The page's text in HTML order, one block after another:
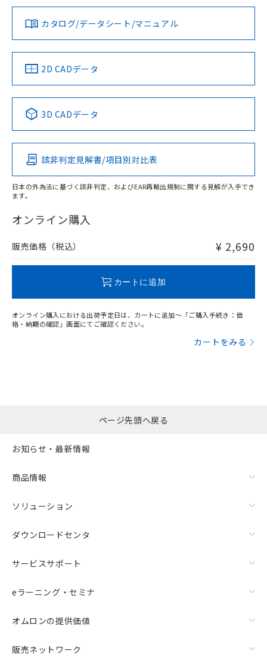
ダウンロードデータをご利用いただく前に、以下を必ずお読
みください。
ソフトウェアの使用条件
対応済み
中国 RoHS 注意事項・凡例
Pb Hg Cd Cr(VI)
O
在庫等で未対応品が混在する可能性があります。
問い合わせください。
カタログ/データシート/マニュアル
2D CADデータ
3D CADデータ
該非判定見解書/項目別対比表
日本の外為法に基づく該非判定、およびEAR再輸出規制に関する見解が入手でき
ます。
オンライン購入
販売価格（税込） ¥ 2,690
カートに追加
オンライン購入における出荷予定日は、カートに追加～「ご購入手続き：価
格・納期の確認」画面にてご確認ください。
カートをみる
ページ先頭へ戻る
お知らせ・最新情報
商品情報
ソリューション
ダウンロードセンタ
サービスサポート
eラーニング・セミナ
オムロンの提供価値
販売ネットワーク